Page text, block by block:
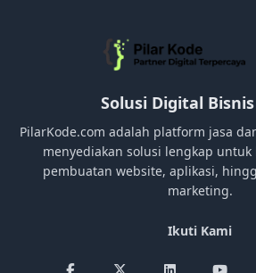
Solusi Digital
PilarKode.com adalah platform jasa
menyediakan solusi lengkap untuk
pembuatan website, aplikasi,
marketing.
Ikuti Kami